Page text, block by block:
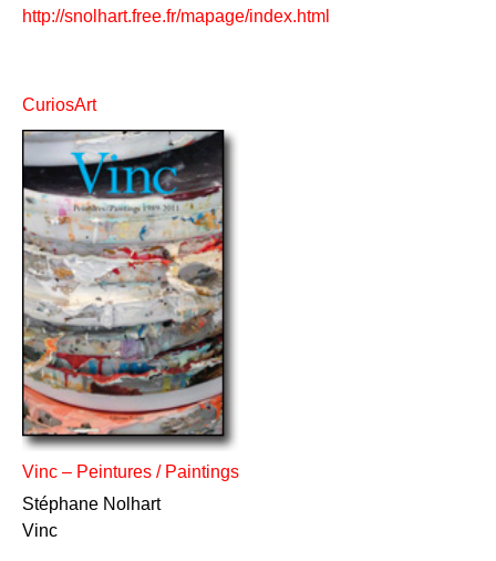
http://snolhart.free.fr/mapage/index.html
CuriosArt
Vinc – Peintures / Paintings
Stéphane Nolhart
Vinc